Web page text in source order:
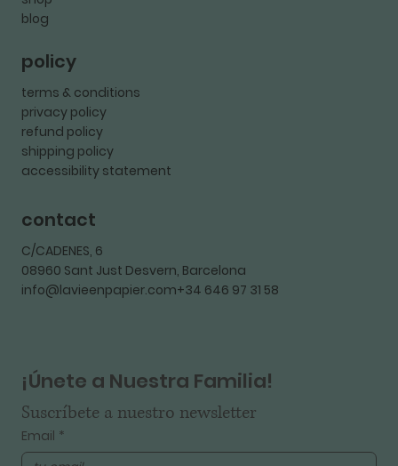
blog
policy
terms & conditions
privacy policy
refund policy
shipping policy
accessibility statement
contact
C/CADENES, 6
08960 Sant Just Desvern, Barcelona
info@lavieenpapier.com+34 646 97 31 58
¡Únete a Nuestra Familia!
Suscríbete a nuestro newsletter
Email *